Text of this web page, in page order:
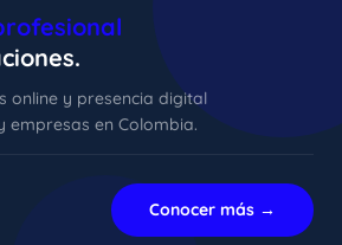
online y presencia digital
empresas en Colombia.
Conocer más →